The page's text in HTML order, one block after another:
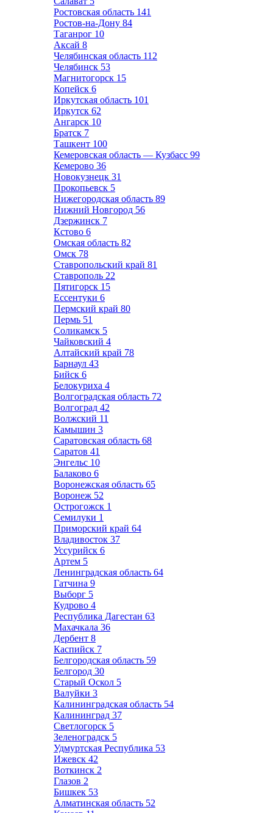
Ростовская область 141
Ростов-на-Дону 84
Таганрог 10
Аксай 8
Челябинская область 112
Челябинск 53
Магнитогорск 15
Копейск 6
Иркутская область 101
Иркутск 62
Ангарск 10
Братск 7
Ташкент 100
Кемеровская область — Кузбасс 99
Кемерово 36
Новокузнецк 31
Прокопьевск 5
Нижегородская область 89
Нижний Новгород 56
Дзержинск 7
Кстово 6
Омская область 82
Омск 78
Ставропольский край 81
Ставрополь 22
Пятигорск 15
Ессентуки 6
Пермский край 80
Пермь 51
Соликамск 5
Чайковский 4
Алтайский край 78
Барнаул 43
Бийск 6
Белокуриха 4
Волгоградская область 72
Волгоград 42
Волжский 11
Камышин 3
Саратовская область 68
Саратов 41
Энгельс 10
Балаково 6
Воронежская область 65
Воронеж 52
Острогожск 1
Семилуки 1
Приморский край 64
Владивосток 37
Уссурийск 6
Артем 5
Ленинградская область 64
Гатчина 9
Выборг 5
Кудрово 4
Республика Дагестан 63
Махачкала 36
Дербент 8
Каспийск 7
Белгородская область 59
Белгород 30
Старый Оскол 5
Валуйки 3
Калининградская область 54
Калининград 37
Светлогорск 5
Зеленоградск 5
Удмуртская Республика 53
Ижевск 42
Воткинск 2
Глазов 2
Бишкек 53
Алматинская область 52